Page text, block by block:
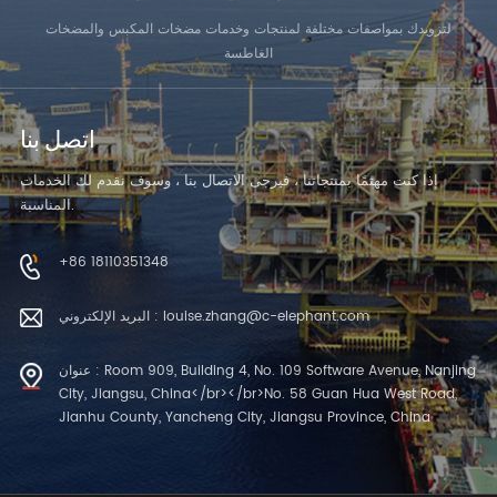
لتزويدك بمواصفات مختلفة لمنتجات وخدمات مضخات المكبس والمضخات
الغاطسة
اتصل بنا
إذا كنت مهتمًا بمنتجاتنا ، فيرجى الاتصال بنا ، وسوف نقدم لك الخدمات
المناسبة.
+86 18110351348
البريد الإلكتروني : louise.zhang@c-elephant.com
عنوان : Room 909, Building 4, No. 109 Software Avenue, Nanjing
City, Jiangsu, China</br></br>No. 58 Guan Hua West Road,
Jianhu County, Yancheng City, Jiangsu Province, China